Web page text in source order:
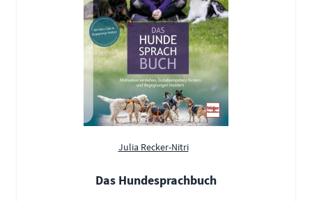
Julia Recker-Nitri
Das Hundesprachbuch